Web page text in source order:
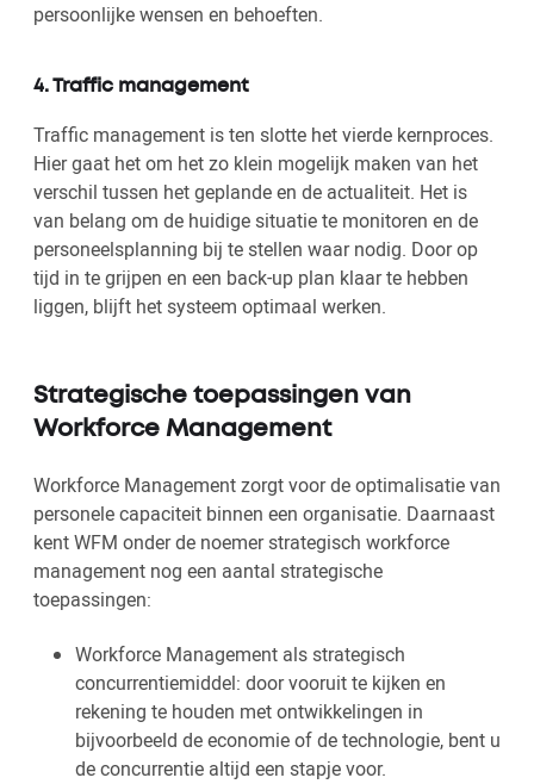
persoonlijke wensen en behoeften.
4. Traffic management
Traffic management is ten slotte het vierde kernproces.
Hier gaat het om het zo klein mogelijk maken van het
verschil tussen het geplande en de actualiteit. Het is
van belang om de huidige situatie te monitoren en de
personeelsplanning bij te stellen waar nodig. Door op
tijd in te grijpen en een back-up plan klaar te hebben
liggen, blijft het systeem optimaal werken.
Strategische toepassingen van
Workforce Management
Workforce Management zorgt voor de optimalisatie van
personele capaciteit binnen een organisatie. Daarnaast
kent WFM onder de noemer strategisch workforce
management nog een aantal strategische
toepassingen:
Workforce Management als strategisch
concurrentiemiddel: door vooruit te kijken en
rekening te houden met ontwikkelingen in
bijvoorbeeld de economie of de technologie, bent u
de concurrentie altijd een stapje voor.